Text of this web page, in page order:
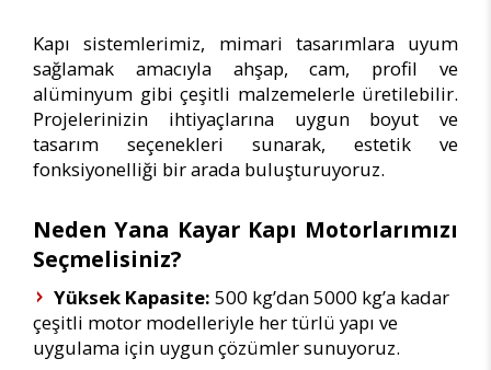
Kapı sistemlerimiz, mimari tasarımlara uyum
sağlamak amacıyla ahşap, cam, profil ve
alüminyum gibi çeşitli malzemelerle üretilebilir.
Projelerinizin ihtiyaçlarına uygun boyut ve
tasarım seçenekleri sunarak, estetik ve
fonksiyonelliği bir arada buluşturuyoruz.
Neden Yana Kayar Kapı Motorlarımızı
Seçmelisiniz?
Yüksek Kapasite: 500 kg’dan 5000 kg’a kadar
çeşitli motor modelleriyle her türlü yapı ve
uygulama için uygun çözümler sunuyoruz.